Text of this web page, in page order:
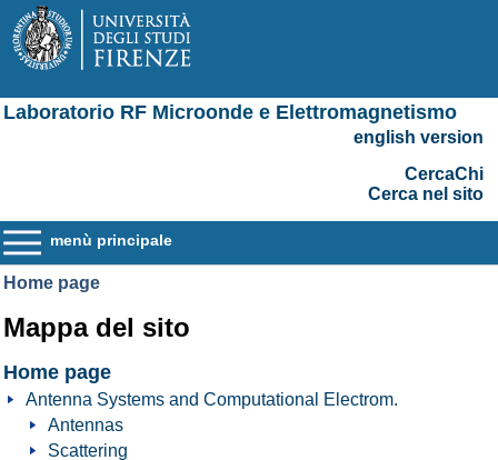
Laboratorio RF Microonde e Elettromagnetismo
english version
CercaChi
Cerca nel sito
menù principale
Home page
Mappa del sito
Home page
Antenna Systems and Computational Electrom.
Antennas
Scattering